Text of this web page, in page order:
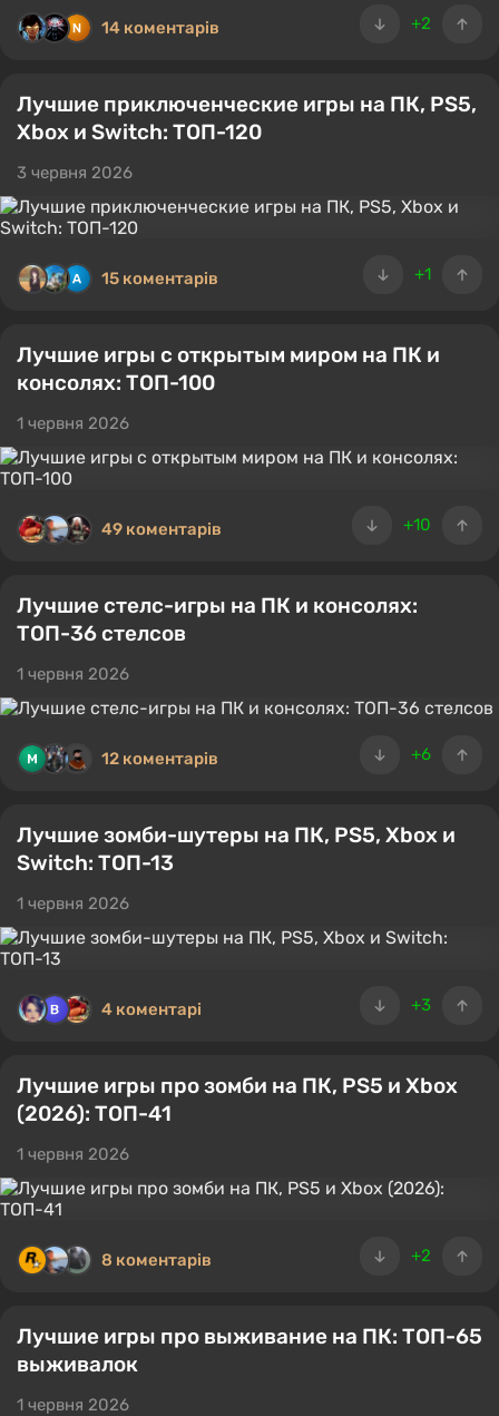
+2
14 коментарів
Лучшие приключенческие игры на ПК, PS5,
Xbox и Switch: ТОП-120
3 червня 2026
+1
15 коментарів
Лучшие игры с открытым миром на ПК и
консолях: ТОП-100
1 червня 2026
+10
49 коментарів
Лучшие стелс-игры на ПК и консолях:
ТОП-36 стелсов
1 червня 2026
+6
12 коментарів
Лучшие зомби-шутеры на ПК, PS5, Xbox и
Switch: ТОП-13
1 червня 2026
+3
4 коментарі
Лучшие игры про зомби на ПК, PS5 и Xbox
(2026): ТОП-41
1 червня 2026
+2
8 коментарів
Лучшие игры про выживание на ПК: ТОП-65
выживалок
1 червня 2026